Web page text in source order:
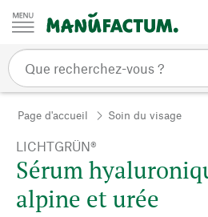
Passer au contenu
Page d'accueil Soin du visage
LICHTGRÜN®
Sérum
alpine et urée